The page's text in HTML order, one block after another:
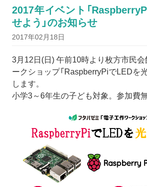
2017年イベント「
せよう」のお知らせ
2017年02月18日
3月12日(日) 午前10時より枚方市民
ークショップ「RaspberryPiでLEDを
します。
小学3～6年生の子ども対象。参加費無